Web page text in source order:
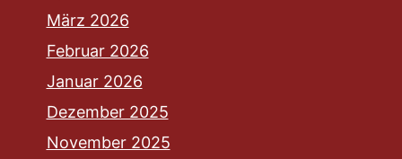
März 2026
Februar 2026
Januar 2026
Dezember 2025
November 2025